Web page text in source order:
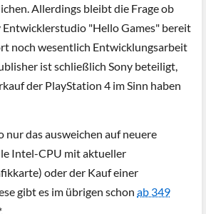
Allerdings bleibt die Frage ob
Entwicklerstudio "Hello Games" bereit
noch wesentlich Entwicklungsarbeit
ist schließlich Sony beteiligt,
der PlayStation 4 im Sinn haben
nur das ausweichen auf neuere
Intel-CPU mit aktueller
oder der Kauf einer
gibt es im übrigen schon ab 349